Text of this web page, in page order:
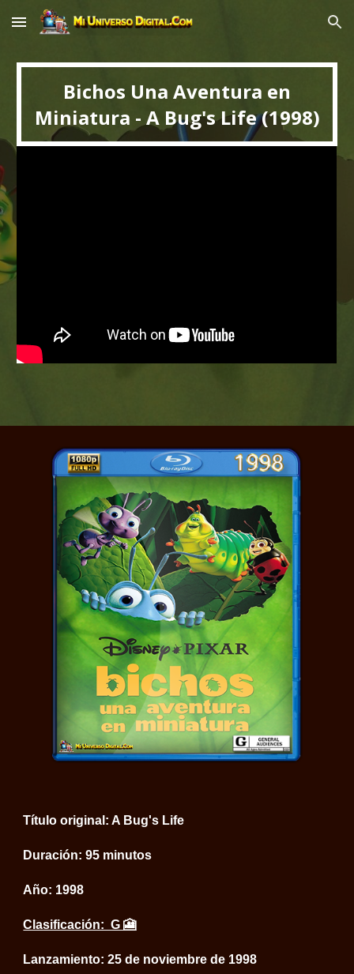
Skip to main content Skip to navigation
Bichos Una Aventura en
Miniatura - A Bug's Life (1998)
Título original: A Bug's Life
Duración: 95 minutos
Año: 1998
Clasificación: G 🎦
Lanzamiento: 25 de noviembre de 1998